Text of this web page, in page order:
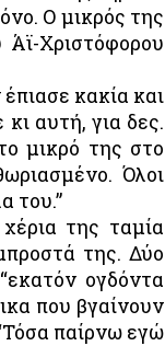
Ο μικρός της
Χριστόφορου
κακία και
αυτή, για δες.
μικρό της στο
Όλοι
του.”
της ταμία
της. Δύο
ογδόντα
που βγαίνουν
παίρνω εγώ